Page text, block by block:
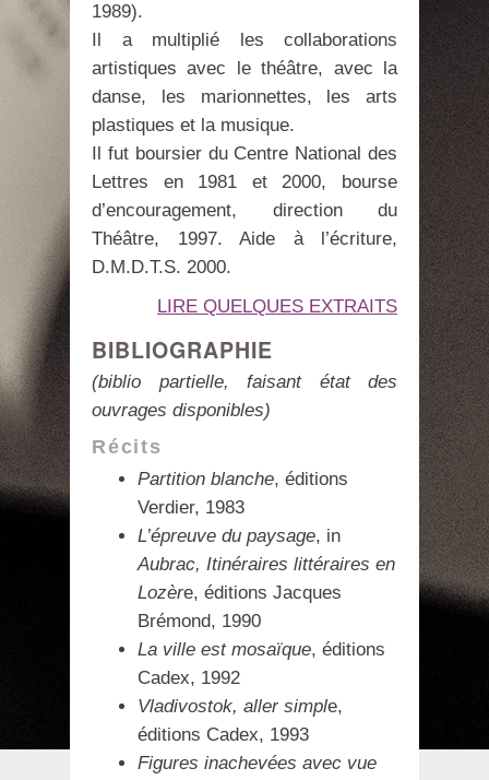
1989).
Il a multiplié les collaborations
artistiques avec le théâtre, avec la
danse, les marionnettes, les arts
plastiques et la musique.
Il fut boursier du Centre National des
Lettres en 1981 et 2000, bourse
d’encouragement, direction du
Théâtre, 1997. Aide à l’écriture,
D.M.D.T.S. 2000.
LIRE QUELQUES EXTRAITS
BIBLIOGRAPHIE
(biblio partielle, faisant état des
ouvrages disponibles)
Récits
Partition blanche, éditions
Verdier, 1983
L’épreuve du paysage, in
Aubrac, Itinéraires littéraires en
Lozère, éditions Jacques
Brémond, 1990
La ville est mosaïque, éditions
Cadex, 1992
Vladivostok, aller simple,
éditions Cadex, 1993
Figures inachevées avec vue